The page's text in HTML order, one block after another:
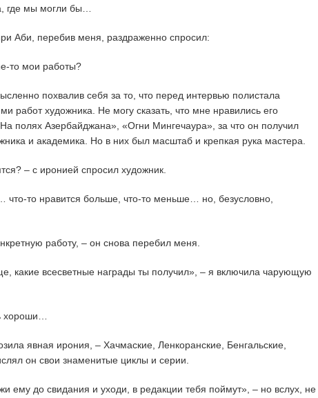
где мы могли бы…
Аби, перебив меня, раздраженно спросил:
то мои работы?
похвалив себя за то, что перед интервью полистала
работ художника. Не могу сказать, что мне нравились его
полях Азербайджана», «Огни Мингечаура», за что он получил
и академика. Но в них был масштаб и крепкая рука мастера.
– с иронией спросил художник.
что-то нравится больше, что-то меньше… но, безусловно,
работу, – он снова перебил меня.
какие всесветные награды ты получил», – я включила чарующую
явная ирония, – Хачмаские, Ленкоранские, Бенгальские,
он свои знаменитые циклы и серии.
ему до свидания и уходи, в редакции тебя поймут», – но вслух, не